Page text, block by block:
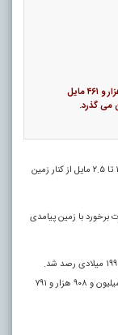
طبق گزارش ناسا در ۱۰ اردیبهشت سیارکی با سرعت ۱۹ هزار و ۴۶۱ مایل
طبق گزارش ناسا روز ۲۹ آوریل (۱۰ اردیبهشت) سیارکی با عرض۱.۱ تا ۲.۵ مایل از کنار زمین
برخورد با زمین پیامدی
این سیارک ۵۲۷۶۸ (۱۹۹۸OR۲) نام دارد و نخستین بار در سال ۱۹۹۸ میلادی رصد شد.
سیارک مذکور با سرعت ۱۹ هزار و ۴۶۱ مایل برساعت از فاصله ۳ میلیون و ۹۰۸ هزار و ۷۹۱